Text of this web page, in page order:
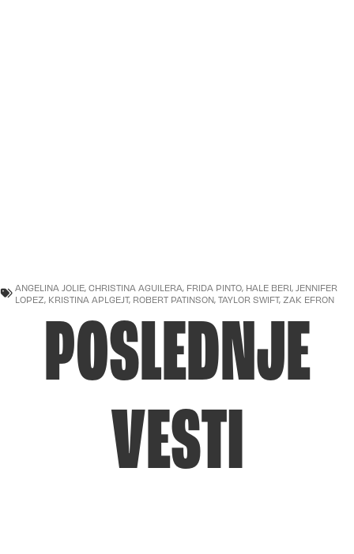
ANGELINA JOLIE, CHRISTINA AGUILERA, FRIDA PINTO, HALE BERI, JENNIFER
LOPEZ, KRISTINA APLGEJT, ROBERT PATINSON, TAYLOR SWIFT, ZAK EFRON
POSLEDNJE
VESTI